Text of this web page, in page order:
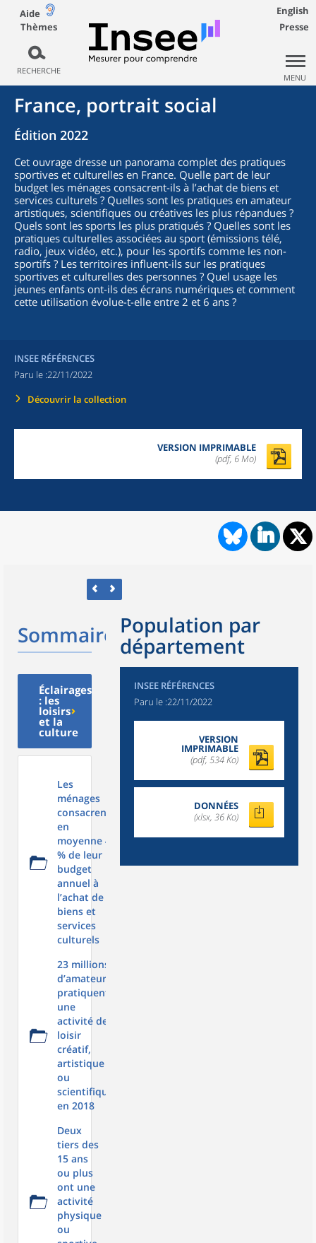
Aide
Thèmes
RECHERCHE
English
Presse
MENU
France, portrait social
Édition 2022
Cet ouvrage dresse un panorama complet des pratiques
sportives et culturelles en France. Quelle part de leur
budget les ménages consacrent-ils à l’achat de biens et
services culturels ? Quelles sont les pratiques en amateur
artistiques, scientifiques ou créatives les plus répandues ?
Quels sont les sports les plus pratiqués ? Quelles sont les
pratiques culturelles associées au sport (émissions télé,
radio, jeux vidéo, etc.), pour les sportifs comme les non-
sportifs ? Les territoires influent-ils sur les pratiques
sportives et culturelles des personnes ? Quel usage les
jeunes enfants ont-ils des écrans numériques et comment
cette utilisation évolue-t-elle entre 2 et 6 ans ?
INSEE RÉFÉRENCES
Paru le :22/11/2022
Découvrir la collection
VERSION IMPRIMABLE
(pdf, 6 Mo)
Sommaire
Éclairages
: les
loisirs
et la
culture
Les
ménages
consacrent
en
moyenne 4
% de leur
budget
annuel à
l’achat de
biens et
services
culturels
23 millions
d’amateurs
pratiquent
une
activité de
loisir
créatif,
artistique
ou
scientifique
en 2018
Deux
tiers des
15 ans
ou plus
ont une
activité
physique
ou
Population par
département
INSEE RÉFÉRENCES
Paru le :22/11/2022
VERSION
IMPRIMABLE
(pdf, 534 Ko)
DONNÉES
(xlsx, 36 Ko)